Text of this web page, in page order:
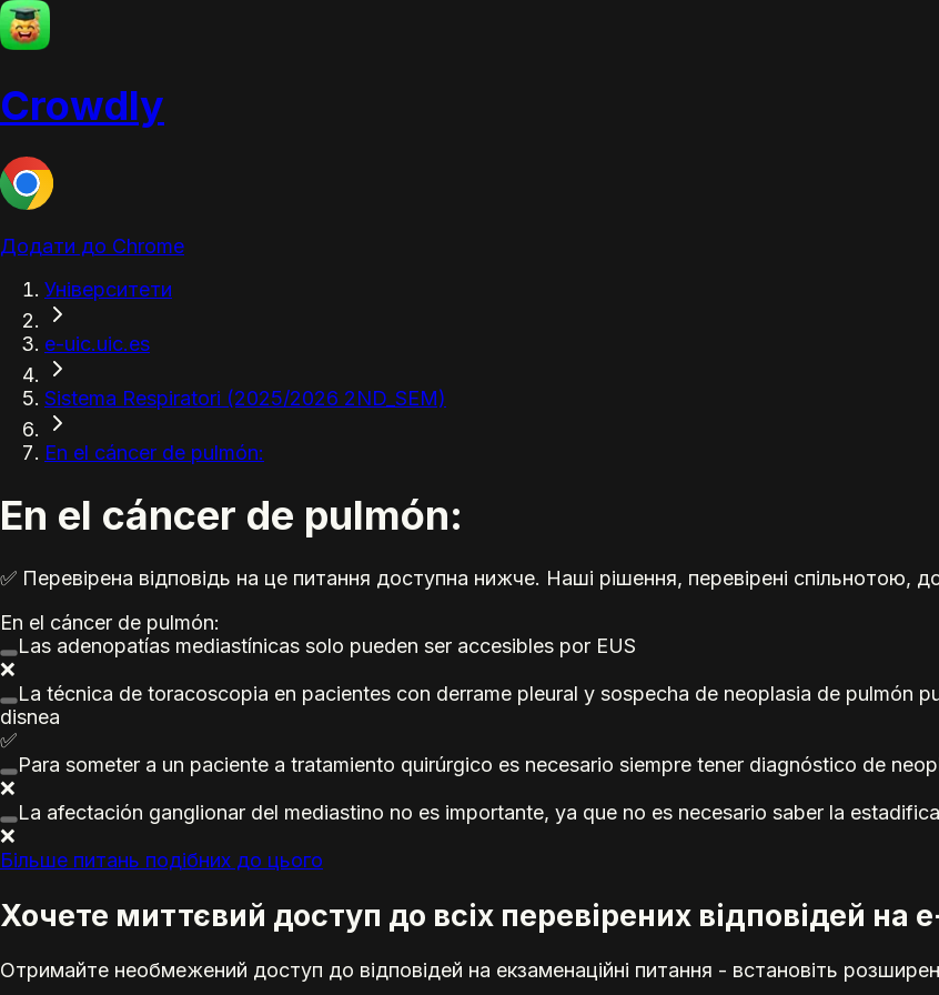
Crowdly
Додати до Chrome
Університети
e-uic.uic.es
Sistema Respiratori (2025/2026 2ND_SEM)
En el cáncer de pulmón:
En el cáncer de pulmón:
✅ Перевірена відповідь на це питання доступна нижче. Наші рішення, перевірені спільнотою,
En el cáncer de pulmón:
Las adenopatías mediastínicas solo pueden ser accesibles por EUS
❌
La técnica de toracoscopia en pacientes con derrame pleural y sospecha de neoplasia de pulmón
disnea
✅
Para someter a un paciente a tratamiento quirúrgico es necesario siempre tener diagnóstico de
❌
La afectación ganglionar del mediastino no es importante, ya que no es necesario saber la
❌
Більше питань подібних до цього
Хочете миттєвий доступ до всіх перевірених відповідей на
Отримайте необмежений доступ до відповідей на екзаменаційні питання - встановіть